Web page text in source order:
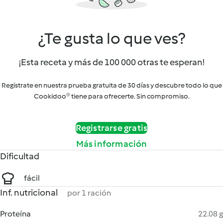
¿Te gusta lo que ves?
¡Esta receta y más de 100 000 otras te esperan!
Regístrate en nuestra prueba gratuita de 30 días y descubre todo lo que
Cookidoo® tiene para ofrecerte. Sin compromiso.
Registrarse gratis
Más información
Dificultad
fácil
Inf. nutricional por 1 ración
Proteína
22.08 g